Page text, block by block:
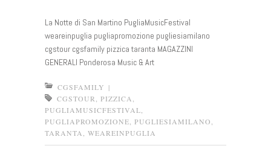
La Notte di San Martino PugliaMusicFestival
weareinpuglia pugliapromozione pugliesiamilano
cgstour cgsfamily pizzica taranta MAGAZZINI
GENERALI Ponderosa Music & Art
CGSFAMILY |
CGSTOUR
PIZZICA
PUGLIAMUSICFESTIVAL
PUGLIAPROMOZIONE PUGLIESIAMILANO
TARANTA
WEAREINPUGLIA